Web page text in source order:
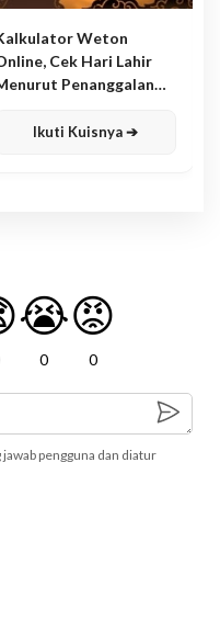
Weton
Cek Hari Lahir
Penanggalan
Ikuti Kuisnya ➔
😭
0
😡
0
pengguna dan diatur